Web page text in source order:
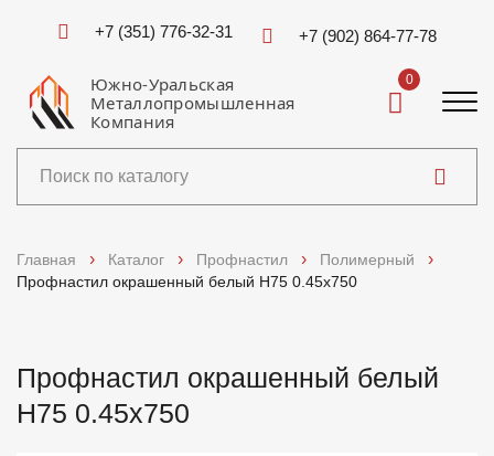
+7 (351) 776-32-31 +7 (902) 864-77-78
Южно-Уральская
Металлопромышленная
Компания
0
Доставка и оплата
Главная Каталог Профнастил
Полимерный
Профнастил окрашенный белый Н75 0.45x750
Профнастил окрашенный белый
Н75 0.45x750